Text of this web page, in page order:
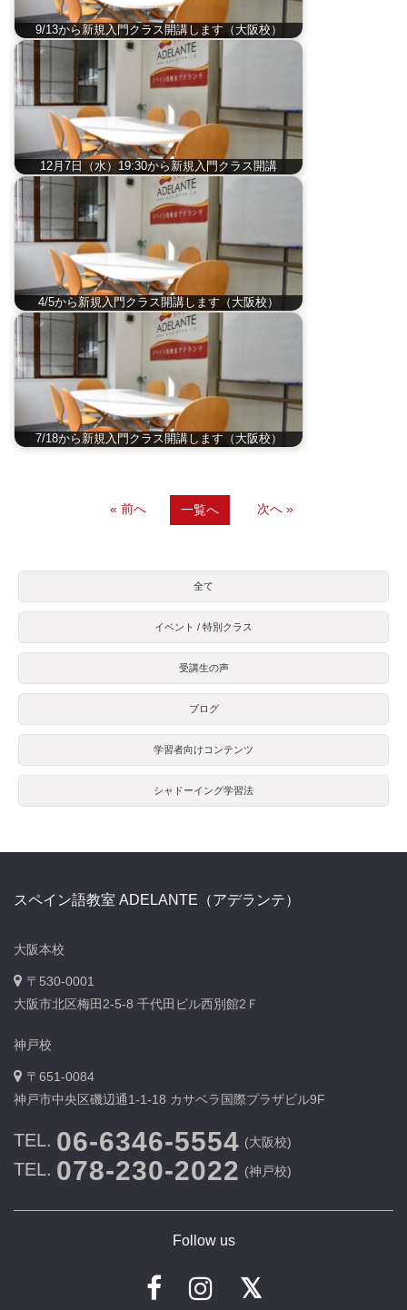
9/13から新規入門クラス開講します（大阪校）
12月7日（水）19:30から新規入門クラス開講
4/5から新規入門クラス開講します（大阪校）
7/18から新規入門クラス開講します（大阪校）
« 前へ 一覧へ 次へ »
全て
イベント / 特別クラス
受講生の声
ブログ
学習者向けコンテンツ
シャドーイング学習法
スペイン語教室 ADELANTE（アデランテ）
大阪本校
〒530-0001
大阪市北区梅田2-5-8 千代田ビル西別館2Ｆ
神戸校
〒651-0084
神戸市中央区磯辺通1-1-18 カサベラ国際プラザビル9F
TEL. 06-6346-5554 (大阪校)
TEL. 078-230-2022 (神戸校)
Follow us